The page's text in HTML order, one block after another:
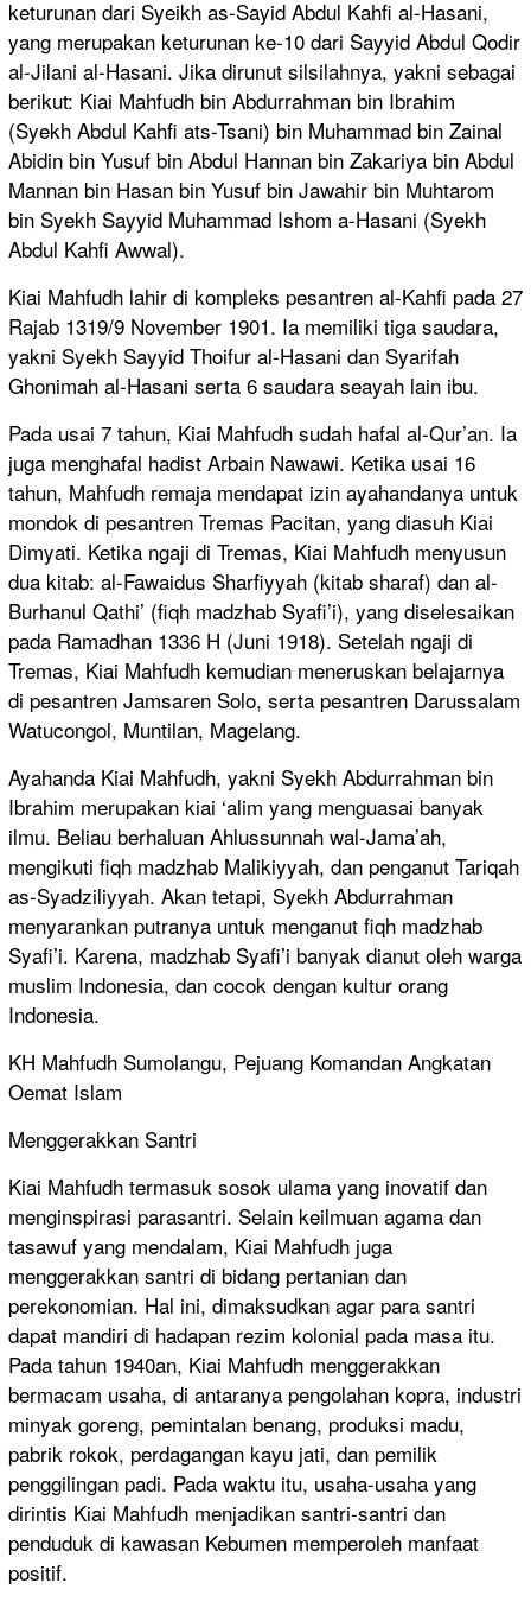
keturunan dari Syeikh as-Sayid Abdul Kahfi al-Hasani,
yang merupakan keturunan ke-10 dari Sayyid Abdul Qodir
al-Jilani al-Hasani. Jika dirunut silsilahnya, yakni sebagai
berikut: Kiai Mahfudh bin Abdurrahman bin Ibrahim
(Syekh Abdul Kahfi ats-Tsani) bin Muhammad bin Zainal
Abidin bin Yusuf bin Abdul Hannan bin Zakariya bin Abdul
Mannan bin Hasan bin Yusuf bin Jawahir bin Muhtarom
bin Syekh Sayyid Muhammad Ishom a-Hasani (Syekh
Abdul Kahfi Awwal).
Kiai Mahfudh lahir di kompleks pesantren al-Kahfi pada 27
Rajab 1319/9 November 1901. Ia memiliki tiga saudara,
yakni Syekh Sayyid Thoifur al-Hasani dan Syarifah
Ghonimah al-Hasani serta 6 saudara seayah lain ibu.
Pada usai 7 tahun, Kiai Mahfudh sudah hafal al-Qur’an. Ia
juga menghafal hadist Arbain Nawawi. Ketika usai 16
tahun, Mahfudh remaja mendapat izin ayahandanya untuk
mondok di pesantren Tremas Pacitan, yang diasuh Kiai
Dimyati. Ketika ngaji di Tremas, Kiai Mahfudh menyusun
dua kitab: al-Fawaidus Sharfiyyah (kitab sharaf) dan al-
Burhanul Qathi’ (fiqh madzhab Syafi’i), yang diselesaikan
pada Ramadhan 1336 H (Juni 1918). Setelah ngaji di
Tremas, Kiai Mahfudh kemudian meneruskan belajarnya
di pesantren Jamsaren Solo, serta pesantren Darussalam
Watucongol, Muntilan, Magelang.
Ayahanda Kiai Mahfudh, yakni Syekh Abdurrahman bin
Ibrahim merupakan kiai ‘alim yang menguasai banyak
ilmu. Beliau berhaluan Ahlussunnah wal-Jama’ah,
mengikuti fiqh madzhab Malikiyyah, dan penganut Tariqah
as-Syadziliyyah. Akan tetapi, Syekh Abdurrahman
menyarankan putranya untuk menganut fiqh madzhab
Syafi’i. Karena, madzhab Syafi’i banyak dianut oleh warga
muslim Indonesia, dan cocok dengan kultur orang
Indonesia.
KH Mahfudh Sumolangu, Pejuang Komandan Angkatan
Oemat Islam
Menggerakkan Santri
Kiai Mahfudh termasuk sosok ulama yang inovatif dan
menginspirasi parasantri. Selain keilmuan agama dan
tasawuf yang mendalam, Kiai Mahfudh juga
menggerakkan santri di bidang pertanian dan
perekonomian. Hal ini, dimaksudkan agar para santri
dapat mandiri di hadapan rezim kolonial pada masa itu.
Pada tahun 1940an, Kiai Mahfudh menggerakkan
bermacam usaha, di antaranya pengolahan kopra, industri
minyak goreng, pemintalan benang, produksi madu,
pabrik rokok, perdagangan kayu jati, dan pemilik
penggilingan padi. Pada waktu itu, usaha-usaha yang
dirintis Kiai Mahfudh menjadikan santri-santri dan
penduduk di kawasan Kebumen memperoleh manfaat
positif.